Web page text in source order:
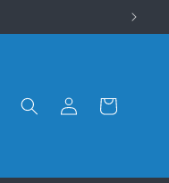
Iniciar
sesión
Carrito